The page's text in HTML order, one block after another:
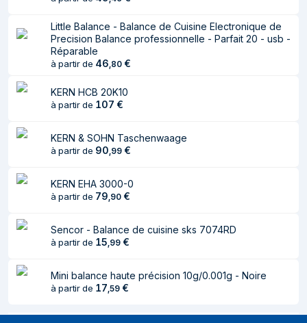
Fonction mémoire Oui
Mémorise le poids Oui
Mesure des
commande
Coupure
automatique de
l'alimentation
Oui
Précision élevée Oui
Bouton
marche/arrêt
Little Balance - Balance de Cuisine Electronique de
Precision Balance professionnelle - Parfait 20 - usb -
Réparable
à partir de 46 80 €
KERN HCB 20K10
à partir de 107 €
KERN & SOHN Taschenwaage
à partir de 90 99 €
KERN EHA 3000-0
à partir de 79 90 €
Sencor - Balance de cuisine sks 7074RD
à partir de 15 99 €
Mini balance haute précision 10g/0.001g - Noire
à partir de 17 59 €